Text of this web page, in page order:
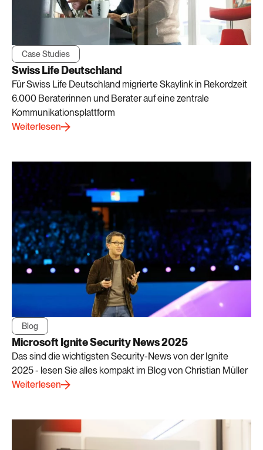
Case Studies
Swiss Life Deutschland
Für Swiss Life Deutschland migrierte Skaylink in Rekordzeit
6.000 Beraterinnen und Berater auf eine zentrale
Kommunikationsplattform
Weiterlesen
Blog
Microsoft Ignite Security News 2025
Das sind die wichtigsten Security-News von der Ignite
2025 - lesen Sie alles kompakt im Blog von Christian Müller
Weiterlesen